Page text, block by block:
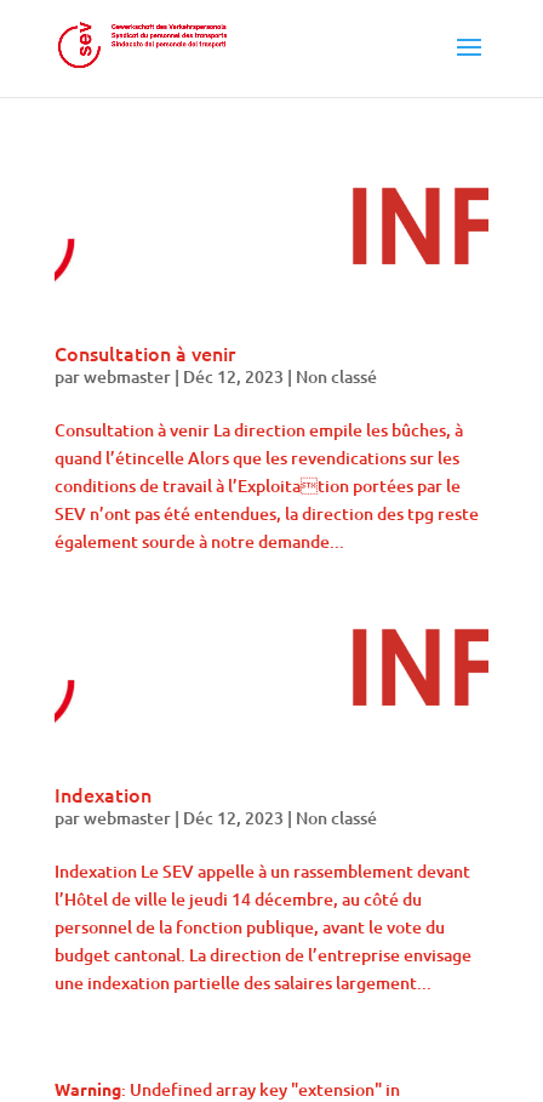
Consultation à venir
parwebmaster| Déc 12, 2023 | Non classé
Consultation à venir La direction empile les bûches, à
quand l’étincelle Alors que les revendications sur les
conditions de travail à l’Exploitation portées par le
SEV n’ont pas été entendues, la direction des tpg reste
également sourde à notre demande...
Indexation
parwebmaster| Déc 12, 2023 | Non classé
Indexation Le SEV appelle à un rassemblement devant
l’Hôtel de ville le jeudi 14 décembre, au côté du
personnel de la fonction publique, avant le vote du
budget cantonal. La direction de l’entreprise envisage
une indexation partielle des salaires largement...
Warning: Undefined array key "extension" in